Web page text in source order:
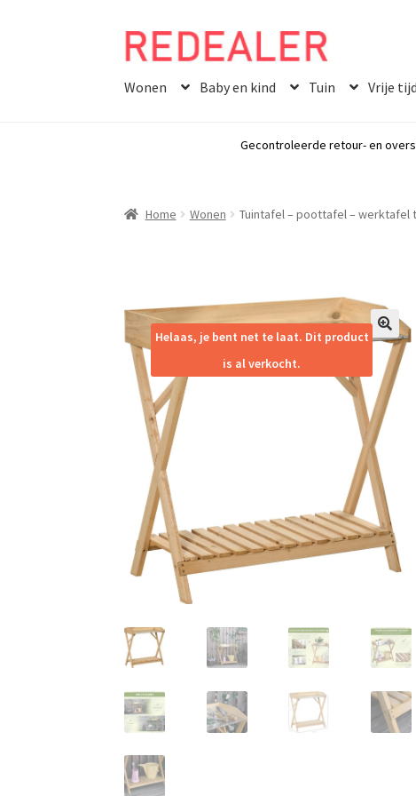
Skip
navigation
Skip
content
Wonen Baby en kind Tuin Vrije tijd
Gecontroleerde retour- en
Home Wonen Tuintafel – poottafel – werktafel
🔍
Helaas, je bent net te laat. Dit product
is al verkocht.